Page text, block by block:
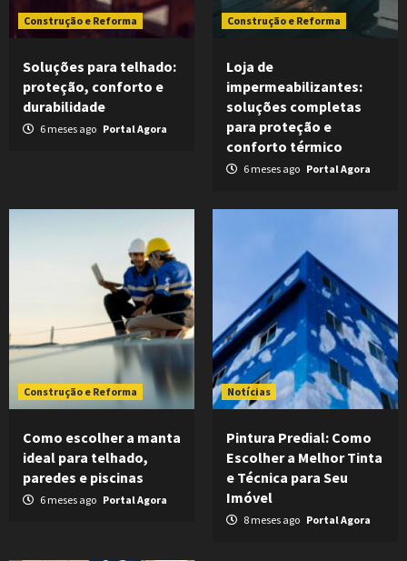
Construção e Reforma
Soluções para telhado:
proteção, conforto e
durabilidade
6 meses ago Portal Agora
Construção e Reforma
Loja de
impermeabilizantes:
soluções completas
para proteção e
conforto térmico
6 meses ago Portal Agora
Construção e Reforma
Como escolher a manta
ideal para telhado,
paredes e piscinas
6 meses ago Portal Agora
Notícias
Pintura Predial: Como
Escolher a Melhor Tinta
e Técnica para Seu
Imóvel
8 meses ago Portal Agora